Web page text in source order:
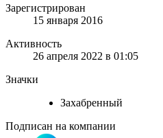
Зарегистрирован
15 января 2016
Активность
26 апреля 2022 в 01:05
Значки
Захабренный
Подписан на компании